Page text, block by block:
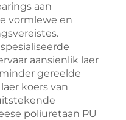
aan
vormlewe en
aansienlik laer
gereelde
koers van
poliuretaan PU